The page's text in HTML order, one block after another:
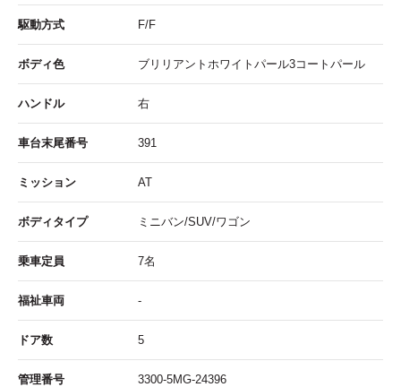
駆動方式 F/F
ボディ色 ブリリアントホワイトパール3コートパール
ハンドル 右
車台末尾番号 391
ミッション AT
ボディタイプ ミニバン/SUV/ワゴン
乗車定員 7名
福祉車両 -
ドア数 5
管理番号 3300-5MG-24396